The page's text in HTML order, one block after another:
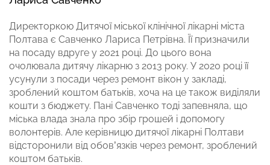
Директоркою Дитячої міської клінічної лікарні міста
Полтава є Савченко Лариса Петрівна. Її призначили
на посаду вдруге у 2021 році. До цього вона
очолювала дитячу лікарню з 2013 року. У 2020 році її
усунули з посади через ремонт вікон у закладі,
зроблений коштом батьків, хоча на це також виділяли
кошти з бюджету. Пані Савченко тоді запевняла, що
міська влада знала про збір грошей і допомогу
волонтерів. Але керівницю дитячої лікарні Полтави
відсторонили від обов’язків через ремонт, зроблений
коштом батьків.